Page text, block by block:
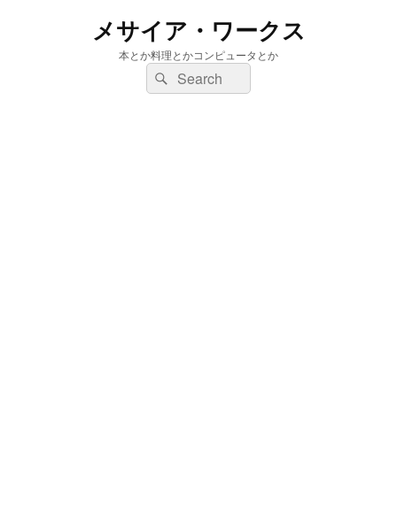
メサイア・ワークス
本とか料理とかコンピュータとか
検
索:
検
索